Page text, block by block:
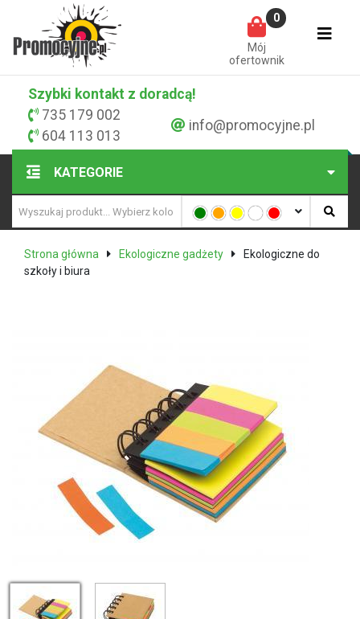
Mój
ofertownik
0
Szybki kontakt z doradcą!
604 113 013
735 179 002
info@promocyjne.pl
KATEGORIE
Strona główna Ekologiczne gadżety
Ekologiczne do
szkoły i biura